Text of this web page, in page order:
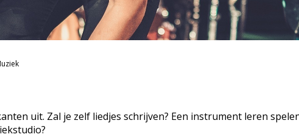
uit. Zal je zelf liedjes schrijven? Een instrument leren